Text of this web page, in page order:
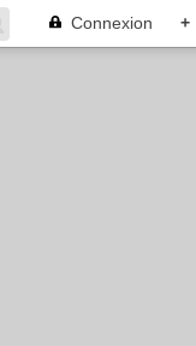
Connexion +